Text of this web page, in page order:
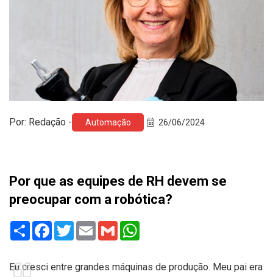
Por: Redação - Automação 26/06/2024
Por que as equipes de RH devem se
preocupar com a robótica?
Share Facebook
TwitterEmail Gmail
Eu cresci entre grandes máquinas de produção. Meu pai era